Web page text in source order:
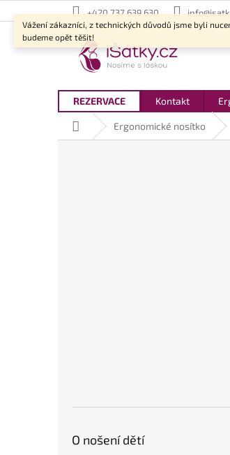
na
obsah
Vážení zákazníci, z technických důvodů jsme byli
budeme opět těšit!
+420 737 639 630
REZERVACE Kontakt
Domů Ergonomické nosítko
O nošení dětí